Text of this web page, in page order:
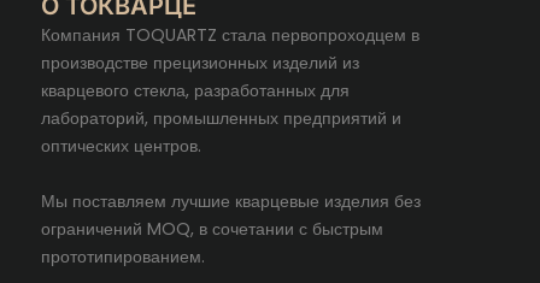
Компания TOQUARTZ стала первопроходцем в
производстве прецизионных изделий из
кварцевого стекла, разработанных для
лабораторий, промышленных предприятий и
оптических центров.
Мы поставляем лучшие кварцевые изделия без
ограничений MOQ, в сочетании с быстрым
прототипированием.